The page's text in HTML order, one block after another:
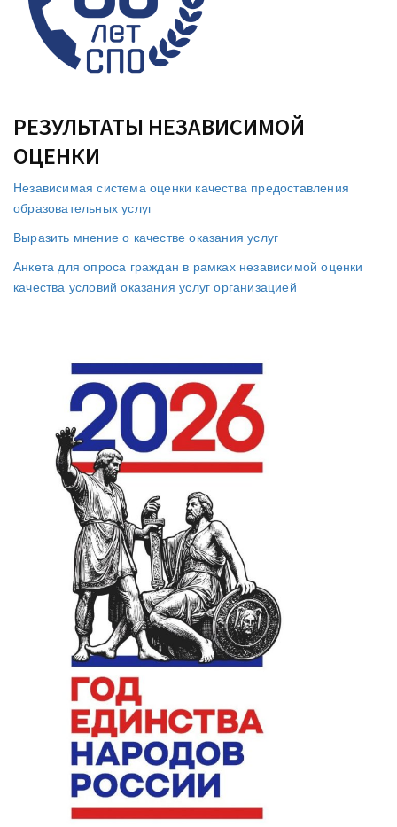
РЕЗУЛЬТАТЫ НЕЗАВИСИМОЙ
ОЦЕНКИ
Независимая система оценки качества предоставления
образовательных услуг
Выразить мнение о качестве оказания услуг
Анкета для опроса граждан в рамках независимой оценки
качества условий оказания услуг организацией